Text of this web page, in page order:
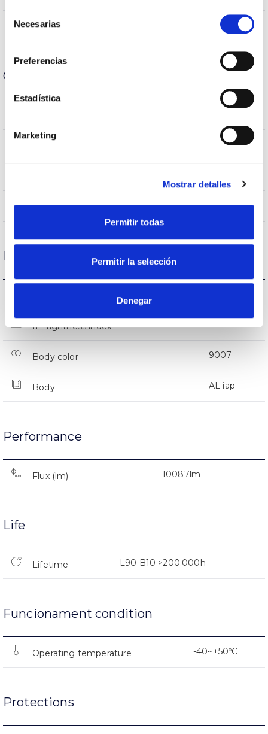
Necesarias
Preferencias
Estadística
Marketing
Mostrar detalles
Permitir todas
Permitir la selección
Denegar
Linkable
Optical data
Higher Hemispheric Flow 0,0%
Housing and Finish
IK Impact resistance
IP Tightness index IP66
Body color 9007
Body AL iap
Performance
Flux (lm) 10087lm
Life
Lifetime L90 B10 >200.000h
Funcionament condition
Operating temperature -40~+50ºC
Protections